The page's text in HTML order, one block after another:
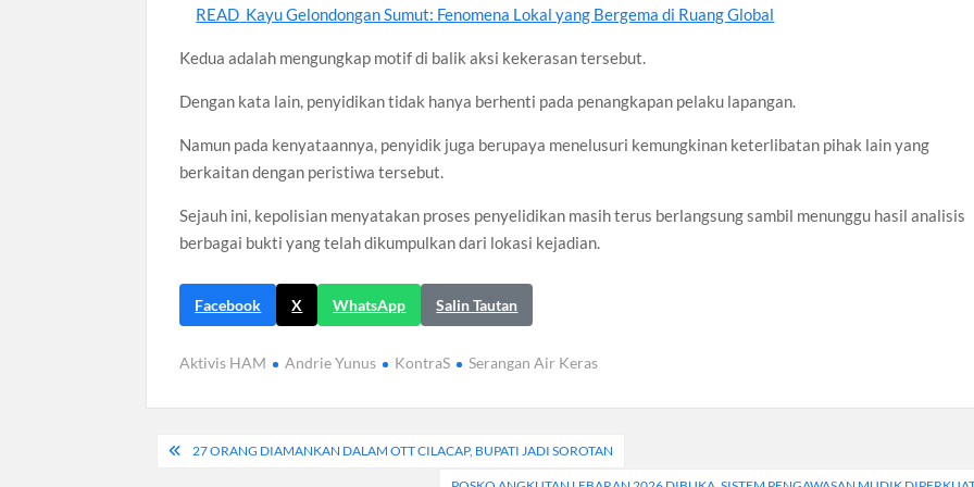
READ Kayu Gelondongan Sumut: Fenomena Lokal yang Bergema di Ruang Global
Kedua adalah mengungkap motif di balik aksi kekerasan tersebut.
Dengan kata lain, penyidikan tidak hanya berhenti pada penangkapan pelaku lapangan.
Namun pada kenyataannya, penyidik juga berupaya menelusuri kemungkinan keterlibatan pihak lain yang
berkaitan dengan peristiwa tersebut.
Sejauh ini, kepolisian menyatakan proses penyelidikan masih terus berlangsung sambil menunggu hasil analisis
berbagai bukti yang telah dikumpulkan dari lokasi kejadian.
Facebook X WhatsApp Salin Tautan
Aktivis HAM Andrie Yunus KontraS Serangan Air Keras
Navigasi
27 ORANG DIAMANKAN DALAM OTT CILACAP, BUPATI JADI SOROTAN